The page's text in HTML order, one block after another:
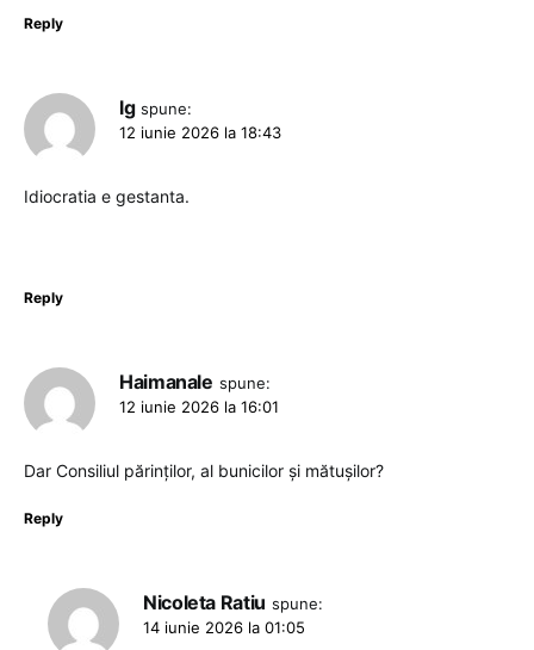
Reply
lg spune:
12 iunie 2026 la 18:43
Idiocratia e gestanta.
Reply
Haimanale spune:
12 iunie 2026 la 16:01
Dar Consiliul părinților, al bunicilor și mătușilor?
Reply
Nicoleta Ratiu spune:
14 iunie 2026 la 01:05